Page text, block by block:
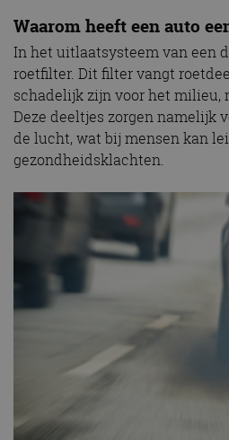
Waarom heeft een auto
In het uitlaatsysteem van een
roetfilter. Dit filter vangt
schadelijk zijn voor het milieu,
Deze deeltjes zorgen namelijk
de lucht, wat bij mensen kan
gezondheidsklachten.